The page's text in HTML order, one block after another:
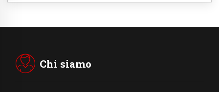
Medio Oriente
Chi siamo